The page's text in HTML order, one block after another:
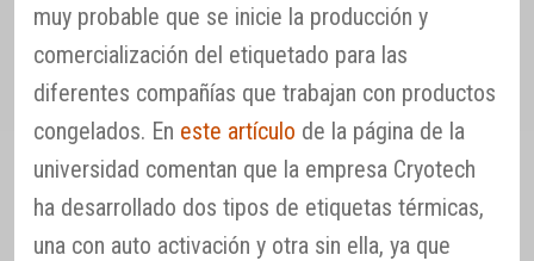
muy probable que se inicie la producción y
comercialización del etiquetado para las
diferentes compañías que trabajan con productos
congelados. En este artículo de la página de la
universidad comentan que la empresa Cryotech
ha desarrollado dos tipos de etiquetas térmicas,
una con auto activación y otra sin ella, ya que